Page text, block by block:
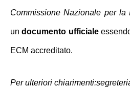
Commissione Nazionale per la
undocumento ufficiale
ECM accreditato.
Per ulteriori